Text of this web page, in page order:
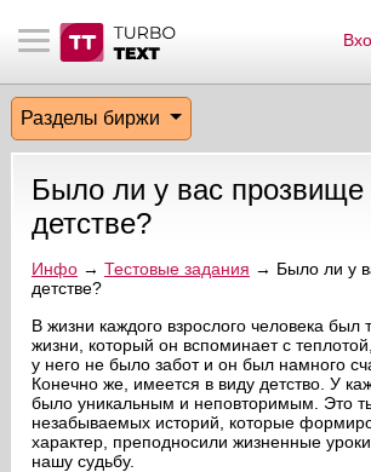
материалы
биржи
эфир
на сайте
пользователей
сообщения
по форуму
Разделы биржи
Было ли у вас прозвище
детстве?
Инфо→ Тестовые задания → Было ли у
детстве?
В жизни каждого взрослого человека был
жизни, который он вспоминает с
у него не было забот и он был намного
Конечно же, имеется в виду детство. У
было уникальным и неповторимым. Это
незабываемых историй, которые
характер, преподносили жизненные
нашу судьбу.